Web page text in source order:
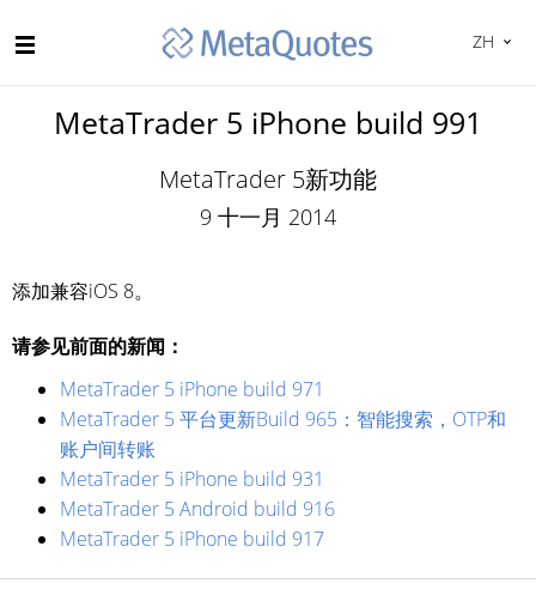
ZH
MetaTrader 5 iPhone build 991
MetaTrader 5新功能
9 十一月 2014
添加兼容iOS 8。
请参见前面的新闻：
MetaTrader 5 iPhone build 971
MetaTrader 5 平台更新Build 965：智能搜索，OTP和
账户间转账
MetaTrader 5 iPhone build 931
MetaTrader 5 Android build 916
MetaTrader 5 iPhone build 917